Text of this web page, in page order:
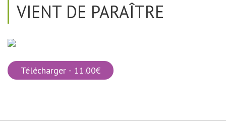
VIENT DE PARAÎTRE
Télécharger - 11.00€